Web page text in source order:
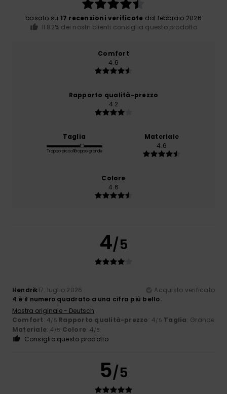
basato su 17 recensioni verificate dal febbraio 2026
Il 82% dei nostri clienti consiglia questo prodotto
Comfort
4.6
Rapporto qualità-prezzo
4.2
Taglia
Troppo piccoloTroppo grande
Materiale
4.6
Colore
4.6
4/5
Hendrik17. luglio 2026
Acquisto verificato
4 è il numero quadrato a una cifra più bello.
Mostra originale - Deutsch
Comfort: 4/5 Rapporto qualità-prezzo: 4/5 Taglia: Grande
Materiale: 4/5 Colore: 4/5
Consiglio questo prodotto
5/5